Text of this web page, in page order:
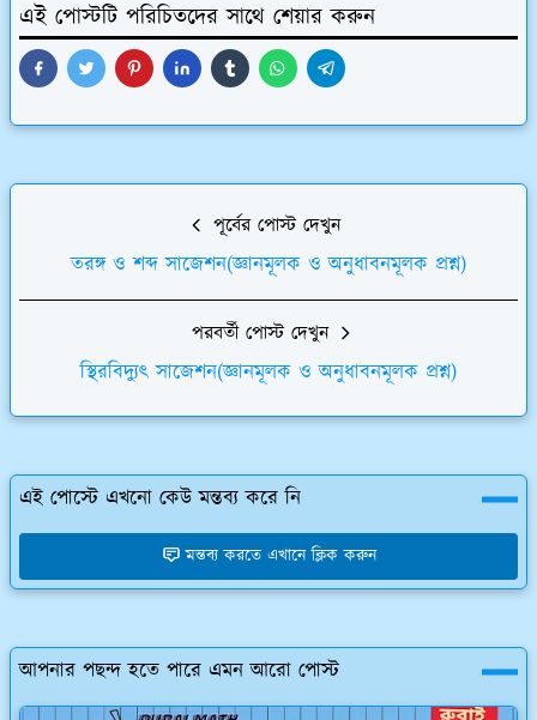
এই পোস্টটি পরিচিতদের সাথে শেয়ার করুন
পূর্বের পোস্ট দেখুন
তরঙ্গ ও শব্দ সাজেশন(জ্ঞানমূলক ও অনুধাবনমূলক প্রশ্ন)
পরবর্তী পোস্ট দেখুন
স্থিরবিদ্যুৎ সাজেশন(জ্ঞানমূলক ও অনুধাবনমূলক প্রশ্ন)
এই পোস্টে এখনো কেউ মন্তব্য করে নি
মন্তব্য করতে এখানে ক্লিক করুন
আপনার পছন্দ হতে পারে এমন আরো পোস্ট